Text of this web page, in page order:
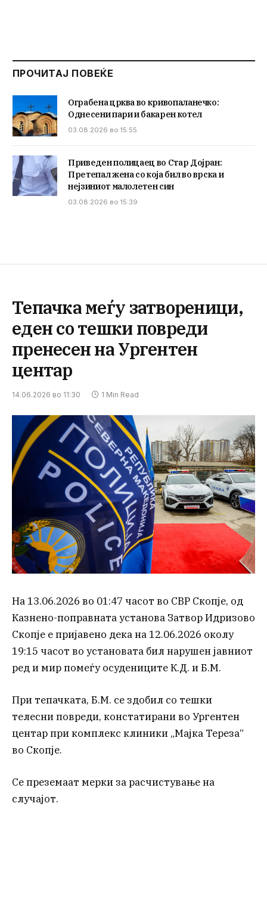
ПРОЧИТАЈ ПОВЕЌЕ
Ограбена црква во кривопаланечко:
Однесени пари и бакарен котел
03.08.2026 во 15:55
Приведен полицаец во Стар Дојран:
Претепал жена со која бил во врска и
нејзиниот малолетен син
03.08.2026 во 15:39
Тепачка меѓу затвореници,
еден со тешки повреди
пренесен на Ургентен
центар
14.06.2026 во 11:30 1 Min Read
На 13.06.2026 во 01:47 часот во СВР Скопје, од
Казнено-поправната установа Затвор Идризово
Скопје е пријавено дека на 12.06.2026 околу
19:15 часот во установата бил нарушен јавниот
ред и мир помеѓу осудениците К.Д. и Б.М.
При тепачката, Б.М. се здобил со тешки
телесни повреди, констатирани во Ургентен
центар при комплекс клиники „Мајка Тереза“
во Скопје.
Се преземаат мерки за расчистување на
случајот.